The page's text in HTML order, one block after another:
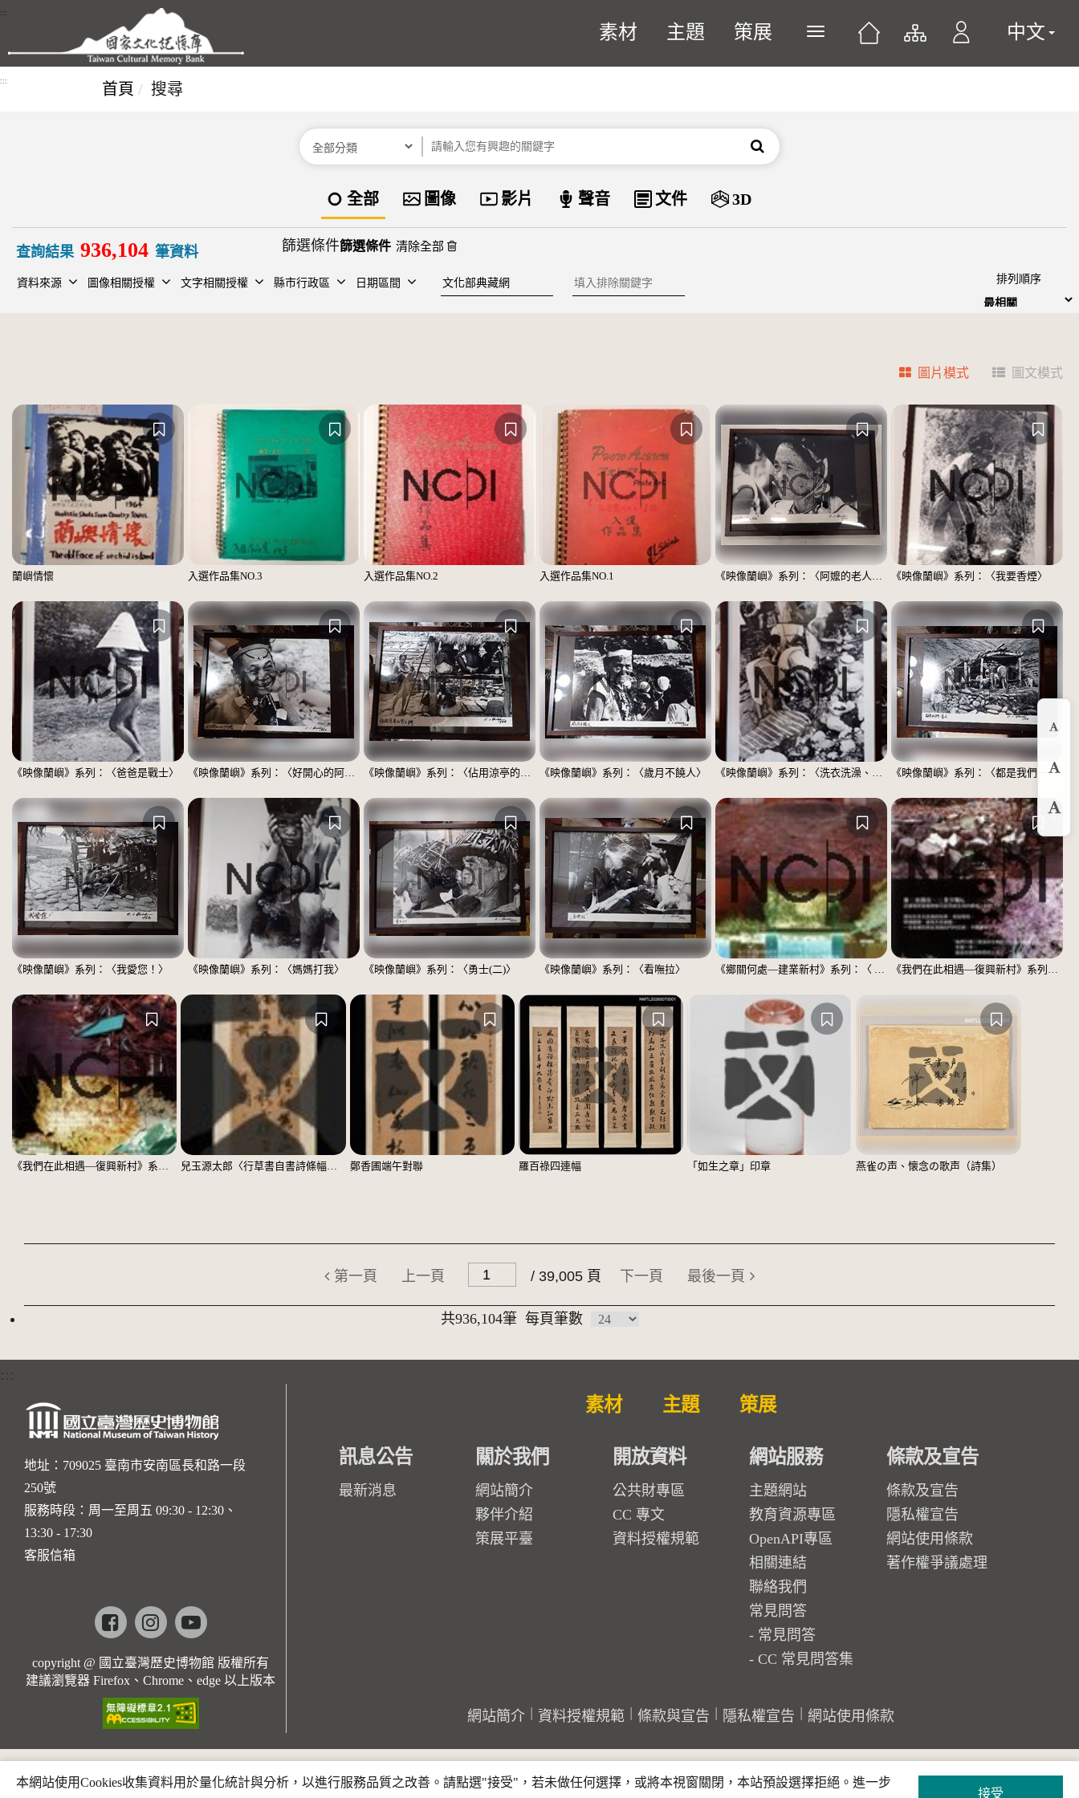
跳到主要內容區塊
:::
素材 主題 策展 展開或關閉主選單 中文
::: 首頁 搜尋
分類 關鍵字 搜尋
資料類型
全部 圖像 影片 聲音 文件 3D
查詢結果 936,104 筆資料 篩選條件 清除全部
資料來源 圖像相關授權 文字相關授權 縣市行政區 日期區間 建檔單位 排除關鍵字 排列順序
圖片模式 圖文模式
蘭嶼情懷 入選作品集NO.3 入選作品集NO.2 入選作品集NO.1 《映像蘭嶼》系列：〈阿嬤的老人斑〉 《映像蘭嶼》系列：〈我要香煙〉
《映像蘭嶼》系列：〈爸爸是戰士〉 《映像蘭嶼》系列：〈好開心的阿嬤〉 《映像蘭嶼》系列：〈佔用涼亭的男士們〉 《映像蘭嶼》系列：〈歲月不饒人〉 《映像蘭嶼》系列：〈洗衣洗澡、都在這裡〉 《映像蘭嶼》系列：〈都是我們一家人〉
《映像蘭嶼》系列：〈我愛您！〉 《映像蘭嶼》系列：〈媽媽打我〉 《映像蘭嶼》系列：〈勇士(二)〉 《映像蘭嶼》系列：〈看嘸拉〉 《鄉關何處—建業新村》系列：〈 邱敬賢04〉 《我們在此相遇—復興新村》系列：〈殘響04〉
《我們在此相遇—復興新村》系列：〈殘響03〉 兒玉源太郎〈行草書自書詩條幅〉（印本） 鄭香圃端午對聯 羅百祿四連幅 「如生之章」印章 燕雀の声、懐念の歌声（詩集）
第一頁 上一頁 / 39,005 頁 下一頁 最後一頁
共936,104筆 每頁筆數
放
:::
地址：709025 臺南市安南區長和路一段
250號
服務時段：周一至周五 09:30 - 12:30、
13:30 - 17:30
客服信箱
Facebookinstagramyoutube
copyright @ 國立臺灣歷史博物館 版權所有
建議瀏覽器 Firefox、Chrome、edge 以上版本
素材 主題 策展
訊息公告
最新消息
關於我們
網站簡介
夥伴介紹
策展平臺
開放資料
公共財專區
CC 專文
資料授權規範
網站服務
主題網站
教育資源專區
OpenAPI專區
相關連結
聯絡我們
常見問答
常見問答
CC 常見問答集
條款及宣告
條款及宣告
隱私權宣告
網站使用條款
著作權爭議處理
網站簡介 資料授權規範 條款與宣告 隱私權宣告 網站使用條款
本網站使用Cookies收集資料用於量化統計與分析，以進行服務品質之改善。請點選"接受"，若未做任何選擇，或將本視窗關閉，本站預設選擇拒絕。進一步
接受